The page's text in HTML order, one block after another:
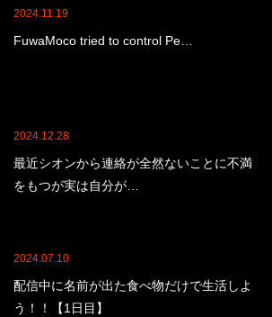
2024.11.19
FuwaMoco tried to control Pe…
2024.12.28
最近シオンから連絡が全然ないことに不満
をもつが実は自分が…
2024.07.10
配信中に名前が出た食べ物だけで生活しよ
う！！【1日目】